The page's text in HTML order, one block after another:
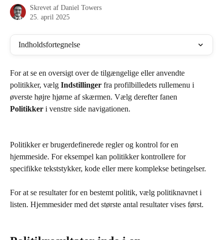
Skrevet af Daniel Towers
25. april 2025
Indholdsfortegnelse
For at se en oversigt over de tilgængelige eller anvendte
politikker, vælg Indstillinger fra profilbilledets rullemenu i
øverste højre hjørne af skærmen. Vælg derefter fanen
Politikker i venstre side navigationen.
Politikker er brugerdefinerede regler og kontrol for en
hjemmeside. For eksempel kan politikker kontrollere for
specifikke tekststykker, kode eller mere komplekse betingelser.
For at se resultater for en bestemt politik, vælg politiknavnet i
listen. Hjemmesider med det største antal resultater vises først.